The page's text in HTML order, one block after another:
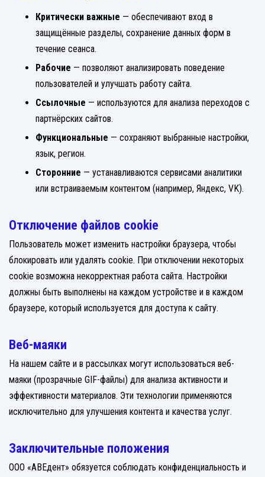
Критически важные — обеспечивают вход в
защищённые разделы, сохранение данных форм в
течение сеанса.
Рабочие — позволяют анализировать поведение
пользователей и улучшать работу сайта.
Ссылочные — используются для анализа переходов с
партнёрских сайтов.
Функциональные — сохраняют выбранные настройки,
язык, регион.
Сторонние — устанавливаются сервисами аналитики
или встраиваемым контентом (например, Яндекс, VK).
Отключение файлов cookie
Пользователь может изменить настройки браузера, чтобы
блокировать или удалять cookie. При отключении некоторых
cookie возможна некорректная работа сайта. Настройки
должны быть выполнены на каждом устройстве и в каждом
браузере, который используется для доступа к сайту.
Веб-маяки
На нашем сайте и в рассылках могут использоваться веб-
маяки (прозрачные GIF-файлы) для анализа активности и
эффективности материалов. Эти технологии применяются
исключительно для улучшения контента и качества услуг.
Заключительные положения
ООО «АВЕдент» обязуется соблюдать конфиденциальность и